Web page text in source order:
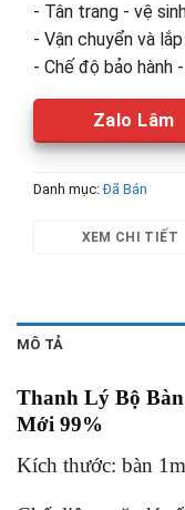
- Tân trang - vệ
- Vận chuyển và
- Chế độ bảo hành
Zalo Lâm
Danh mục:Đã Bán
XEM CHI TIẾT
MÔ TẢ
Thanh Lý Bộ
Mới 99%
Kích thước: bàn